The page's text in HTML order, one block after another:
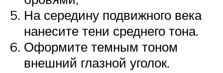
На середину подвижного века
нанесите тени среднего тона.
Оформите темным тоном
внешний глазной уголок.